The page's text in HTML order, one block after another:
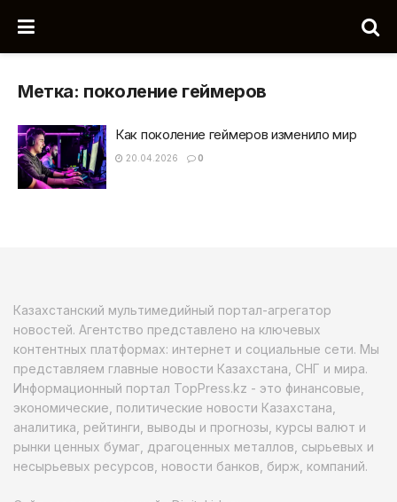
Метка: поколение геймеров
Как поколение геймеров изменило мир
20.04.2026 0
Казахстанский мультимедийный портал-агрегатор
новостей. Агентство представлено на ключевых
контентных платформах: интернет и социальные сети. Мы
представляем главные новости Казахстана, СНГ и мира.
Информационный портал TopPress.kz - это финансовые,
экономические, политические новости Казахстана,
аналитика, рейтинги, выводы и прогнозы, курсы валют и
рынки ценных бумаг, драгоценных металлов, сырьевых и
несырьевых ресурсов, новости банков, бирж, компаний.